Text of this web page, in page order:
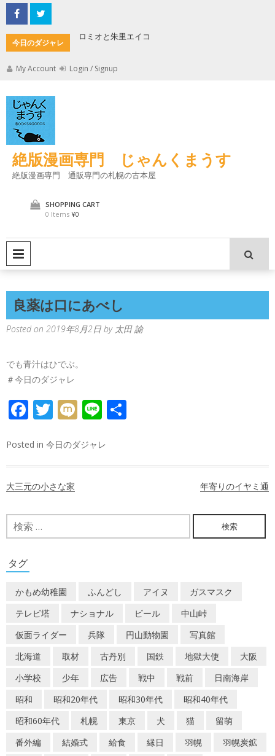
Skip
to
content
今日のダジャレ
ロミオと朱里エイコ
My Account Login / Signup
絶版漫画専門 じゃんくまうす
絶版漫画専門 通販専門の札幌の古本屋
SHOPPING CART
0 Items ¥0
良薬は口にあべし
Posted on 2019年8月2日 by 太田 諭
でも青汁はひでぶ。
＃今日のダジャレ
FACEBOOK
TWITTER
MIXILINE
Posted in 今日のダジャレ
ナ
ビ
ゲ
ー
シ
ョ
ン
大三元の小さな家 年寄りのイヤミ通
検
索:
タグ
かもめ幼稚園 ふんどし アイヌ
ガスマスク
テレビ塔
ナショナル ビール
中山峠
仮面ライダー
兵隊 円山動物園
写真館
北海道
取材 古丹別 国鉄 地獄大使
大阪
小学校
少年 広告 戦中 戦前
日南海岸
昭和
昭和20年代 昭和30年代
昭和40年代
昭和60年代
札幌 東京 犬 猫
留萌
番外編
結婚式 給食 縁日 羽幌
羽幌炭鉱